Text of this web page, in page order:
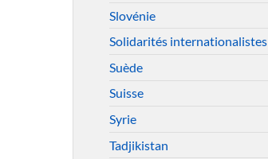
Slovénie
Solidarités internationalistes
Suède
Suisse
Syrie
Tadjikistan